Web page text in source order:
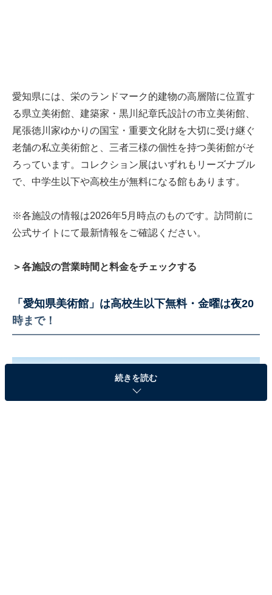
愛知県には、栄のランドマーク的建物の高層階に位置す
る県立美術館、建築家・黒川紀章氏設計の市立美術館、
尾張徳川家ゆかりの国宝・重要文化財を大切に受け継ぐ
老舗の私立美術館と、三者三様の個性を持つ美術館がそ
ろっています。コレクション展はいずれもリーズナブル
で、中学生以下や高校生が無料になる館もあります。
※各施設の情報は2026年5月時点のものです。訪問前に
公式サイトにて最新情報をご確認ください。
＞各施設の営業時間と料金をチェックする
「愛知県美術館」は高校生以下無料・金曜は夜20
時まで！
続きを読む